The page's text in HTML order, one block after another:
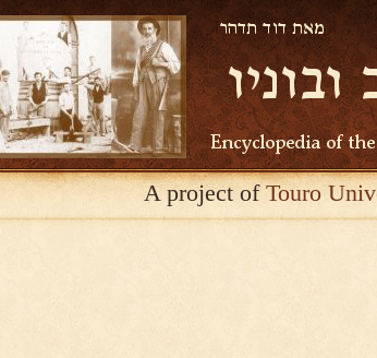
A project ofTouro